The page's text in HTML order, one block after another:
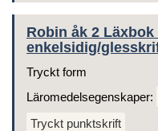
Robin åk 2
enkelsidig/
Tryckt form
Läromedelsegenskaper:
Tryckt punktskrift